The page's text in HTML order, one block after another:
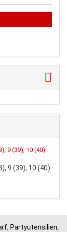
9 (39), 10 (40)
Partyutensilien,